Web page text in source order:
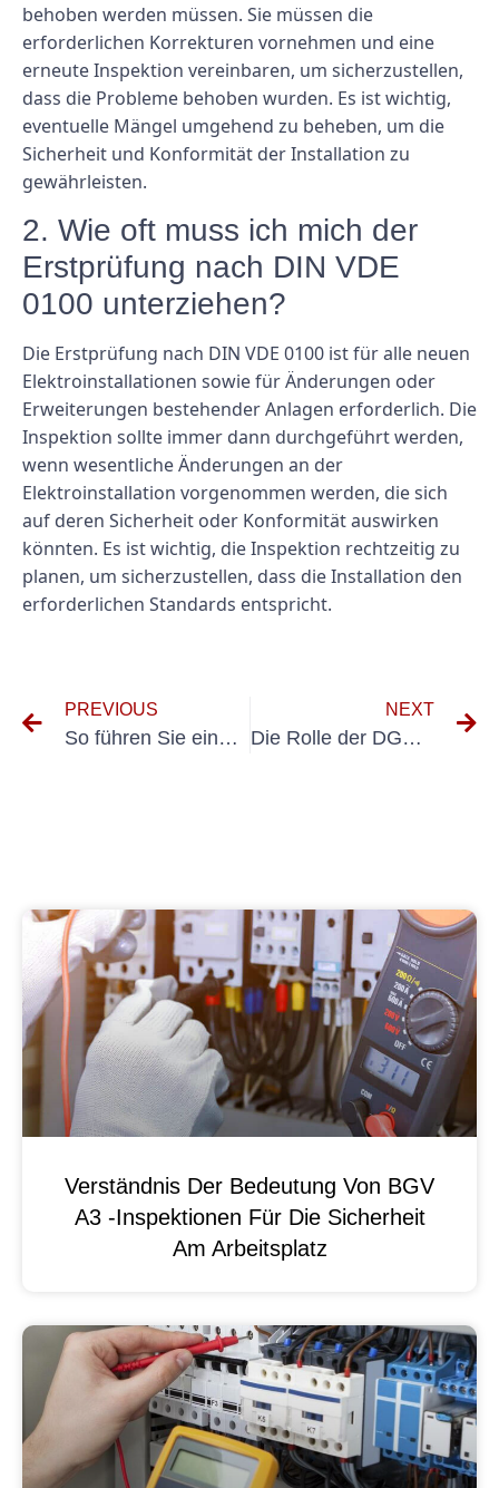
behoben werden müssen. Sie müssen die
erforderlichen Korrekturen vornehmen und eine
erneute Inspektion vereinbaren, um sicherzustellen,
dass die Probleme behoben wurden. Es ist wichtig,
eventuelle Mängel umgehend zu beheben, um die
Sicherheit und Konformität der Installation zu
gewährleisten.
2. Wie oft muss ich mich der
Erstprüfung nach DIN VDE
0100 unterziehen?
Die Erstprüfung nach DIN VDE 0100 ist für alle neuen
Elektroinstallationen sowie für Änderungen oder
Erweiterungen bestehender Anlagen erforderlich. Die
Inspektion sollte immer dann durchgeführt werden,
wenn wesentliche Änderungen an der
Elektroinstallation vorgenommen werden, die sich
auf deren Sicherheit oder Konformität auswirken
könnten. Es ist wichtig, die Inspektion rechtzeitig zu
planen, um sicherzustellen, dass die Installation den
erforderlichen Standards entspricht.
PREVIOUS
So führen Sie eine erfolgreiche VDE 0701-Prüfung für Geräte durch
NEXT
Die Rolle der DGUV V3-Erstprüfung bei der Vermeidung elektrischer Gefahren
Verständnis Der Bedeutung Von BGV
A3 -Inspektionen Für Die Sicherheit
Am Arbeitsplatz